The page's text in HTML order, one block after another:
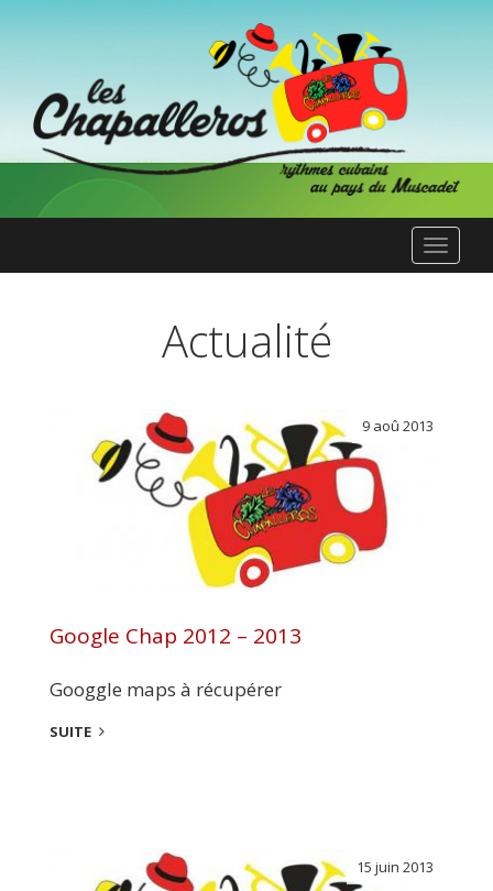
Toggle
Actualité
Google Chap 2012 – 2013
Googgle maps à récupérer
9 aoû 2013
SUITE
15 juin 2013